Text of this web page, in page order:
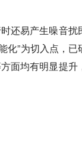
还易产生噪音扰
化”为切入点，已
面均有明显提升